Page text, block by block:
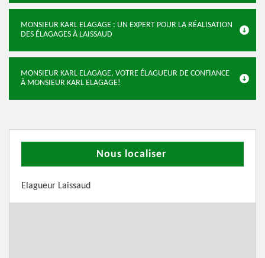
MONSIEUR KARL ELAGAGE : UN EXPERT POUR LA RÉALISATION
DES ÉLAGAGES À LAISSAUD
MONSIEUR KARL ELAGAGE, VOTRE ÉLAGUEUR DE CONFIANCE
À MONSIEUR KARL ELAGAGE!
Nous localiser
Elagueur Laissaud